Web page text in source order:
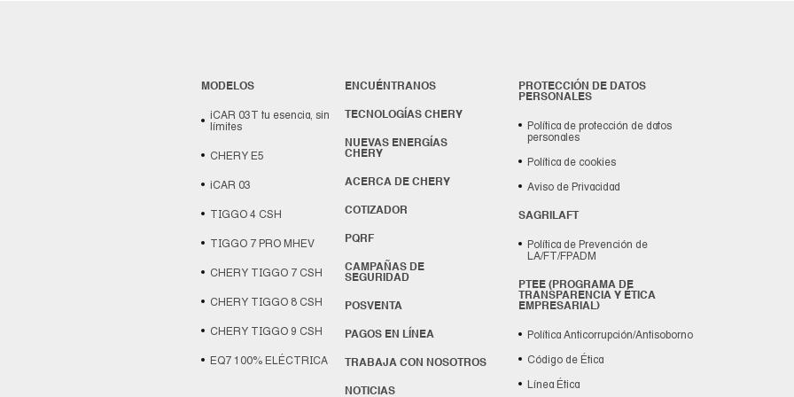
MODELOS
iCAR 03T tu esencia, sin
límites
CHERY E5
iCAR 03
TIGGO 4 CSH
TIGGO 7 PRO MHEV
CHERY TIGGO 7 CSH
CHERY TIGGO 8 CSH
CHERY TIGGO 9 CSH
EQ7 100% ELÉCTRICA
ENCUÉNTRANOS
TECNOLOGÍAS CHERY
NUEVAS ENERGÍAS
CHERY
ACERCA DE CHERY
COTIZADOR
PQRF
CAMPAÑAS DE
SEGURIDAD
POSVENTA
PAGOS EN LÍNEA
TRABAJA CON NOSOTROS
NOTICIAS
PROTECCIÓN DE DATOS
PERSONALES
Política de protección de datos
personales
Política de cookies
Aviso de Privacidad
SAGRILAFT
Política de Prevención de
LA/FT/FPADM
PTEE (PROGRAMA DE
TRANSPARENCIA Y ÉTICA
EMPRESARIAL)
Política Anticorrupción/Antisoborno
Código de Ética
Línea Ética